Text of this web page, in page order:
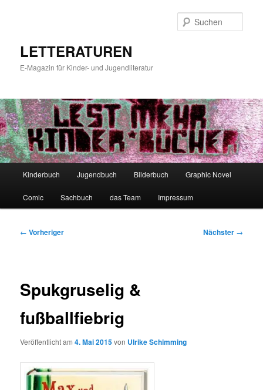
LETTERATUREN
E-Magazin für Kinder- und Jugendliteratur
Kinderbuch Jugendbuch Bilderbuch Graphic Novel
Comic Sachbuch das Team Impressum
Beitragsnavigation
← Vorheriger Nächster →
Spukgruselig &
fußballfiebrig
Veröffentlicht am4. Mai 2015von Ulrike Schimming